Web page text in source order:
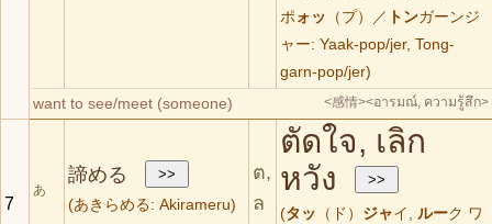
ポ ォッ （プ）／ トンガーンジ
ャー: Yaak-pop/jer, Tong-
garn-pop/jer)
want to see/meet (someone) <感情><อารมณ์, ความรู้สึก>
7
あ
諦める
(あきらめる: Akirameru)
ต,
ล
ตัดใจ, เลิก
หวัง
(タッ （ド） ジャイ,ルーク ワ